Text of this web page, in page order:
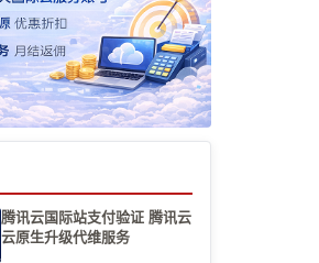
腾讯云国际站支付验证 腾讯云
云原生升级代维服务